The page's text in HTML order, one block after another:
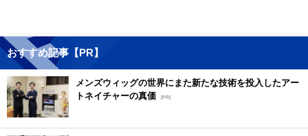
おすすめ記事【PR】
メンズウィッグの世界にまた新たな技術を投入したアー
トネイチャーの真価 [PR]